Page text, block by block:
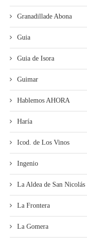
Granadillade Abona
Guia
Guia de Isora
Guimar
Hablemos AHORA
Haría
Icod. de Los Vinos
Ingenio
La Aldea de San Nicolás
La Frontera
La Gomera